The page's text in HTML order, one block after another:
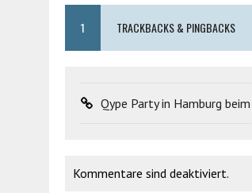
1 TRACKBACKS & PINGBACKS
Qype Party in Hamburg
Kommentare sind deaktiviert.